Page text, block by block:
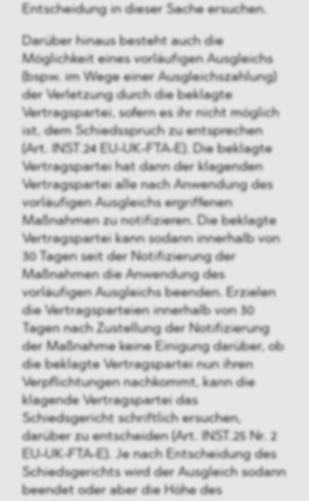
Entscheidung in dieser Sache ersuchen.
Darüber hinaus besteht auch die
Möglichkeit eines vorläufigen Ausgleichs
(bspw. im Wege einer Ausgleichszahlung)
der Verletzung durch die beklagte
Vertragspartei, sofern es ihr nicht möglich
ist, dem Schiedsspruch zu entsprechen
(Art. INST.24 EU-UK-FTA-E). Die beklagte
Vertragspartei hat dann der klagenden
Vertragspartei alle nach Anwendung des
vorläufigen Ausgleichs ergriffenen
Maßnahmen zu notifizieren. Die beklagte
Vertragspartei kann sodann innerhalb von
30 Tagen seit der Notifizierung der
Maßnahmen die Anwendung des
vorläufigen Ausgleichs beenden. Erzielen
die Vertragsparteien innerhalb von 30
Tagen nach Zustellung der Notifizierung
der Maßnahme keine Einigung darüber, ob
die beklagte Vertragspartei nun ihren
Verpflichtungen nachkommt, kann die
klagende Vertragspartei das
Schiedsgericht schriftlich ersuchen,
darüber zu entscheiden (Art. INST.25 Nr. 2
EU-UK-FTA-E). Je nach Entscheidung des
Schiedsgerichts wird der Ausgleich sodann
beendet oder aber die Höhe des